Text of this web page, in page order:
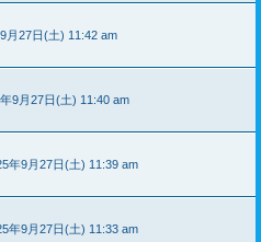
月27日(土) 11:42 am
9月27日(土) 11:40 am
年9月27日(土) 11:39 am
年9月27日(土) 11:33 am